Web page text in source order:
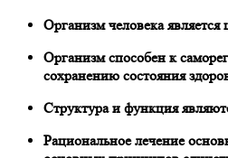
Организм человека является
Организм способен к
сохранению состояния
Структура и функция
Рациональное лечение